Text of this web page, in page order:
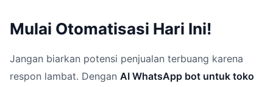
Mulai Otomatisasi Hari Ini!
Jangan biarkan potensi penjualan terbuang karena
respon lambat. Dengan AI WhatsApp bot untuk toko